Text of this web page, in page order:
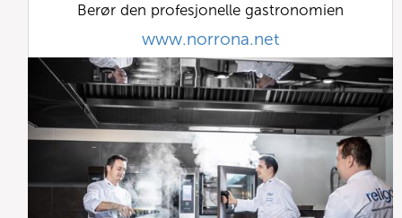
Berør den profesjonelle gastronomien
www.norrona.net